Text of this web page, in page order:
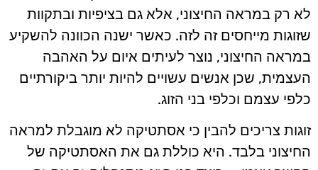
לא רק במראה החיצוני, אלא גם בציפיות ובתקוות
שזוגות מייחסים זה לזה. כאשר ישנה הכוונה להשקיע
במראה החיצוני, נוצר לעיתים איום על האהבה
העצמית, שכן אנשים עשויים להיות יותר ביקורתיים
כלפי עצמם וכלפי בני הזוג.
זוגות צריכים להבין כי אסתטיקה לא מוגבלת למראה
החיצוני בלבד. היא כוללת גם את האסתטיקה של